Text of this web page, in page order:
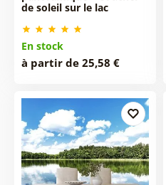
de soleil sur le lac
En stock
à partir de 25,58 €